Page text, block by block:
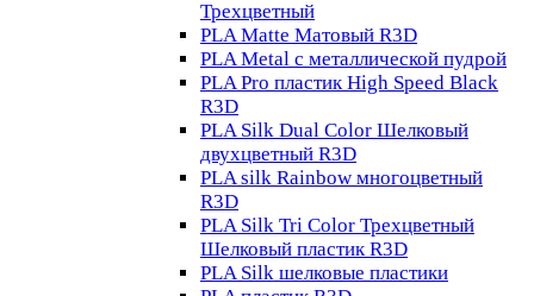
Трехцветный
PLA Matte Матовый R3D
PLA Metal с металлической пудрой
PLA Pro пластик High Speed Black
R3D
PLA Silk Dual Color Шелковый
двухцветный R3D
PLA silk Rainbow многоцветный
R3D
PLA Silk Tri Color Трехцветный
Шелковый пластик R3D
PLA Silk шелковые пластики